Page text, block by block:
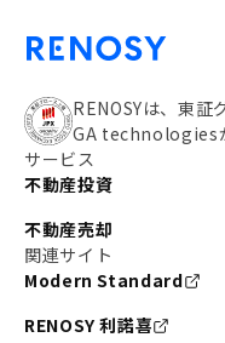
RENOSYは、東証
GA technologies
サービス
不動産投資
不動産売却
関連サイト
Modern Standard
RENOSY 利諾喜